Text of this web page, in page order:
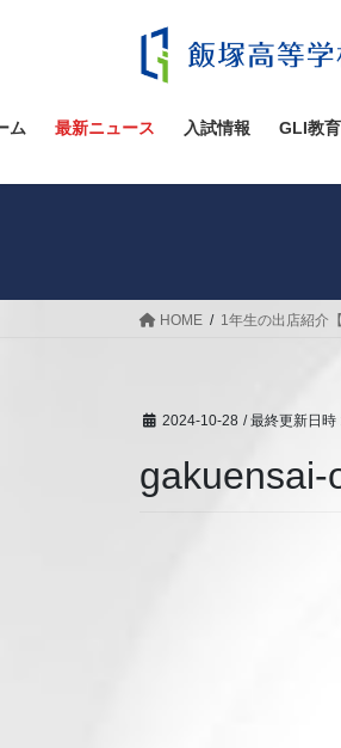
ツ
ス
シ
ン
ム 最新ニュース 入試情報 GLI教育
HOME 1年生の出店紹介
2024-10-28 / 最終更新日時
gakuensai-